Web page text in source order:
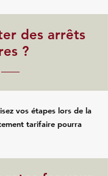
des arrêts
?
vos étapes lors de la
tarifaire pourra